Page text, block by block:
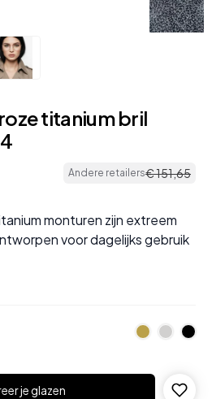
titanium bril
Andere retailers€151,65
monturen zijn extreem
voor dagelijks gebruik
je glazen